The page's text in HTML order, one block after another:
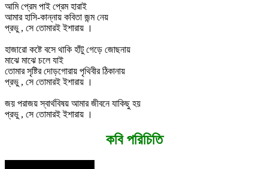
আমি প্রেম পাই প্রেম হারাই
আমার হাসি-কান্নায় কবিতা জন্ম নেয়
প্রভু , সে তোমারই ইশারায় ।
হাজারো কষ্টে বসে থাকি হাঁটু গেড়ে জোছনায়
মাঝে মাঝে চলে যাই
তোমার সৃষ্টির দোড়গোরায় পৃথিবীর ঠিকানায়
প্রভু , সে তোমারই ইশারায় ।
জয় পরাজয় স্বার্থবিষয় আমার জীবনে যাকিছু হয়
প্রভু , সে তোমারই ইশারায় ।
কবি পরিচিতি